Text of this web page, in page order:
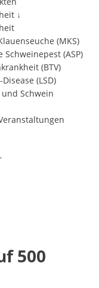
↓
(MKS)
Schweinepest (ASP)
(BTV)
(LSD)
Schwein
500